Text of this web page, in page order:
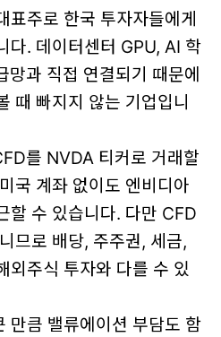
표주로 한국 투자자들에게
다. 데이터센터 GPU, AI 학
망과 직접 연결되기 때문에
때 빠지지 않는 기업입니
를 NVDA 티커로 거래할
국 계좌 없이도 엔비디아
할 수 있습니다. 다만 CFD
므로 배당, 주주권, 세금,
외주식 투자와 다를 수 있
만큼 밸류에이션 부담도 함